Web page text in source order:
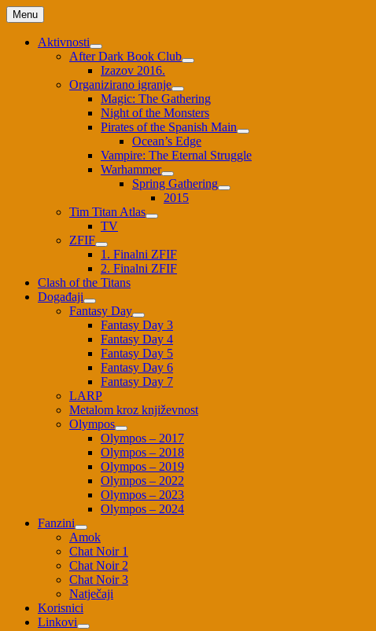
Skip
to
content
Menu
Aktivnosti
After Dark Book Club
Izazov 2016.
Organizirano igranje
Magic: The Gathering
Night of the Monsters
Pirates of the Spanish Main
Ocean’s Edge
Vampire: The Eternal Struggle
Warhammer
Spring Gathering
2015
Tim Titan Atlas
TV
ZFIF
1. Finalni ZFIF
2. Finalni ZFIF
Clash of the Titans
Događaji
Fantasy Day
Fantasy Day 3
Fantasy Day 4
Fantasy Day 5
Fantasy Day 6
Fantasy Day 7
LARP
Metalom kroz književnost
Olympos
Olympos – 2017
Olympos – 2018
Olympos – 2019
Olympos – 2022
Olympos – 2023
Olympos – 2024
Fanzini
Amok
Chat Noir 1
Chat Noir 2
Chat Noir 3
Natječaji
Korisnici
Linkovi